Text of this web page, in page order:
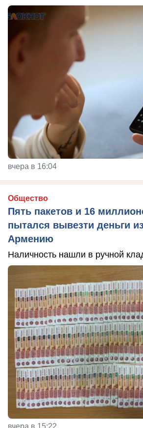
вчера в 16:04
Общество
Пять пакетов и 16
пытался вывезти деньги
Армению
Наличность нашли в ручной
вчера в 15:22